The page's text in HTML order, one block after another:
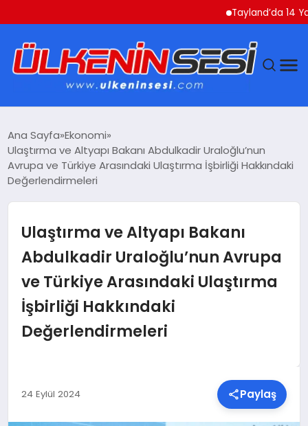
Tayland’da 14
EKONOMI
MAGAZIN
SAĞLIK
SIYASET
SPOR
Ana Sayfa Ekonomi
Ulaştırma ve Altyapı Bakanı Abdulkadir Uraloğlu’nun
Avrupa ve Türkiye Arasındaki Ulaştırma İşbirliği Hakkındaki
Değerlendirmeleri
Ulaştırma ve Altyapı Bakanı
Abdulkadir Uraloğlu’nun Avrupa
ve Türkiye Arasındaki Ulaştırma
İşbirliği Hakkındaki
Değerlendirmeleri
24 Eylül 2024 Paylaş